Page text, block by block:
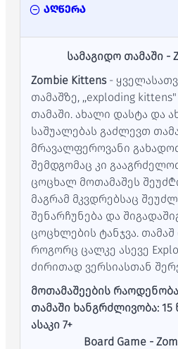
აღწერა
სამაგიდო თამაში -
Zombie Kittens-
თამაშზე, ,,exploding
თამაში. ახალი დასტა და
საშუალებას გაძლევთ
მრავალფეროვანი
შემდგომაც კი
ცოცხალ მოთამაშეს
მაგრამ მკვდრებსაც
შენარჩუნება და
ცოცხლების ტანჯვა. თამაშ
როგორც ცალკე ასევე
ძირითად ვერსიასთან
მოთამაშეების
თამაში ხანგრძლივობა: 15
ასაკი 7+
Board Game -